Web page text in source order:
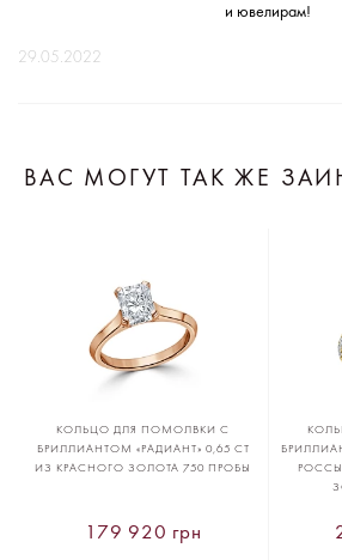
и ювелирам!
29.05.2022
ВАС МОГУТ ТАК ЖЕ
КОЛЬЦО ДЛЯ ПОМОЛВКИ С
БРИЛЛИАНТОМ «РАДИАНТ» 0,65 CT
ИЗ КРАСНОГО ЗОЛОТА 750 ПРОБЫ
179 920 грн